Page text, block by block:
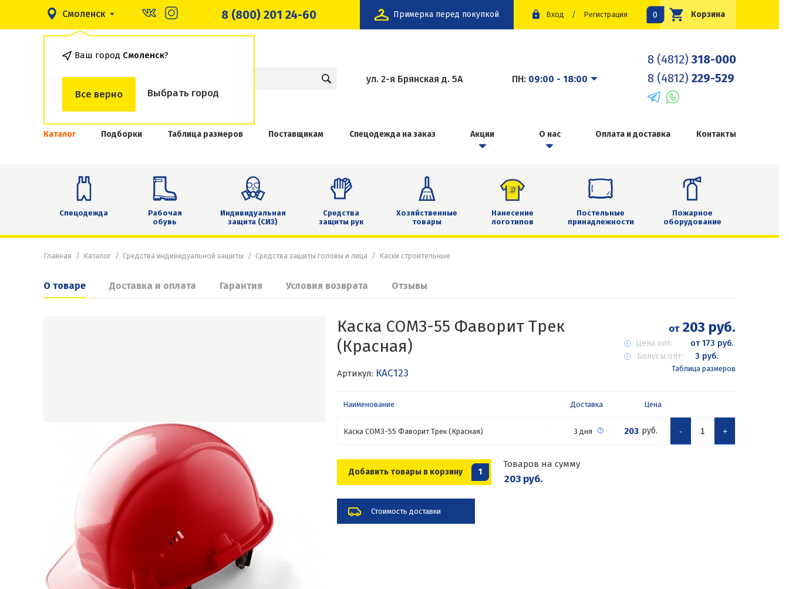
Смоленск
Ваш город Смоленск?
Все верно Выбрать город
8 (800) 201 24-60 Примерка перед покупкой Вход / Регистрация Корзина
0
ул. 2-я Брянская д. 5А ПН: 09:00 - 18:00
8 (4812) 318-000
8 (4812) 229-529
Каталог Подборки Таблица размеров Поставщикам Спецодежда на заказ Акции О нас Оплата и доставка Контакты
Спецодежда
Рабочая
обувь
Индивидуальная
защита (СИЗ)
Средства
защиты рук
Хозяйственные
товары
Нанесение
логотипов
Постельные
принадлежности
Пожарное
оборудование
Главная Каталог Средства индивидуальной защиты Средства защиты головы и лица Каски строительные
О товаре Доставка и оплата Гарантия Условия возврата Отзывы
Каска СОМЗ-55 Фаворит Трек
(Красная)
Артикул: КАС123
от203 руб.
Цена опт:
от 173 руб.
Бонусы опт:
3 руб.
Таблица размеров
Наименование Доставка Цена
Каска СОМЗ-55 Фаворит Трек (Красная) 3 дня 203 руб. - +
Добавить товары в корзину 1
Товаров на сумму
203 руб.
Стоимость доставки